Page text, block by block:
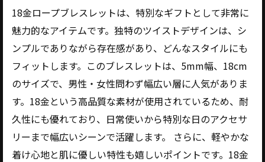
18金ロープブレスレットは、特別なギフトとして非常に
魅力的なアイテムです。独特のツイストデザインは、シ
ンプルでありながら存在感があり、どんなスタイルにも
フィットします。このブレスレットは、5mm幅、18cm
のサイズで、男性・女性問わず幅広い層に人気がありま
す。18金という高品質な素材が使用されているため、耐
久性にも優れており、日常使いから特別な日のアクセサ
リーまで幅広いシーンで活躍します。 さらに、軽やかな
着け心地と肌に優しい特性も嬉しいポイントです。18金